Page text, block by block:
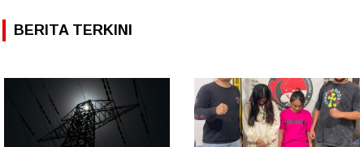
BERITA TERKINI